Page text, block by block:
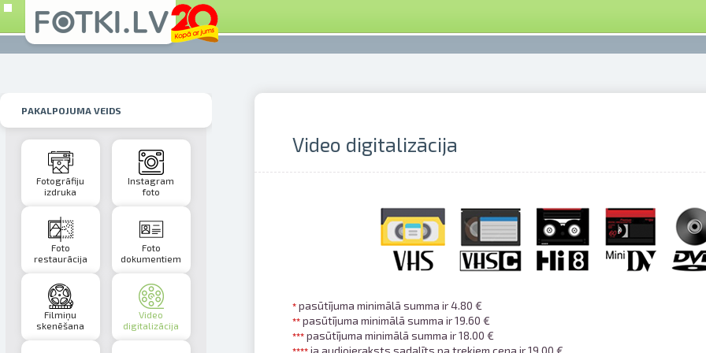
PAKALPOJUMA VEIDS
Fotogrāfiju
izdruka
Instagram
foto
Foto
restaurācija
Foto
dokumentiem
Filmiņu
skenēšana
Video
digitalizācija
Video digitalizācija
*pasūtījuma minimālā summa ir 4.80 €
**pasūtījuma minimālā summa ir 19.60 €
***pasūtījuma minimālā summa ir 18.00 €
ja audioieraksts sadalīts pa trekiem cena ir 19.00 €